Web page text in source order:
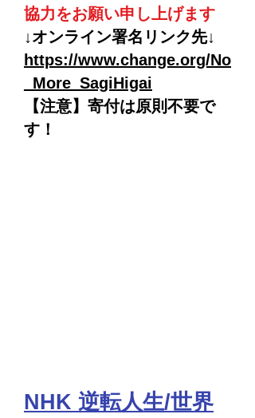
協力をお願い申し上げます
↓オンライン署名リンク先↓
https://www.change.org/No
_More_SagiHigai
【注意】寄付は原則不要で
す！
NHK 逆転人生/世界